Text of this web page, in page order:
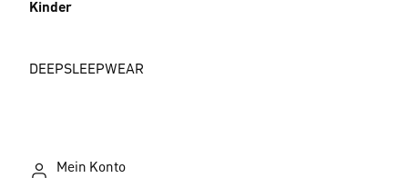
Kinder
DEEPSLEEPWEAR
Mein Konto